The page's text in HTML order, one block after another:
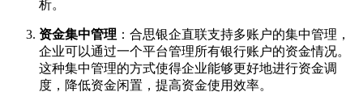
析。
资金集中管理 ：合思银企直联支持多账户的集中管理，
企业可以通过一个平台管理所有银行账户的资金情况。
这种集中管理的方式使得企业能够更好地进行资金调
度，降低资金闲置，提高资金使用效率。